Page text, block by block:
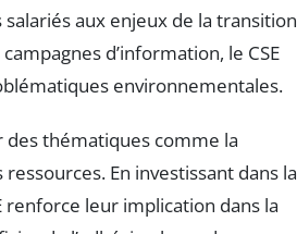
salariés aux enjeux de la transition
d’information, le CSE
environnementales.
des thématiques comme la
En investissant dans la
renforce leur implication dans la